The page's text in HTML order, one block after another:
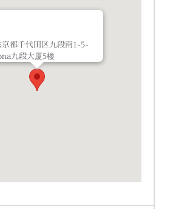
京都千代田区九段南1-5-
九段大厦5楼